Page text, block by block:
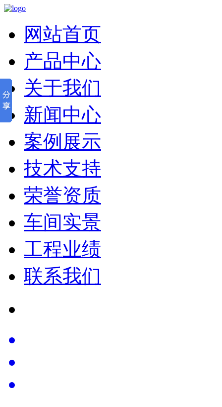
网站首页
产品中心
关于我们
新闻中心
案例展示
技术支持
荣誉资质
车间实景
工程业绩
联系我们